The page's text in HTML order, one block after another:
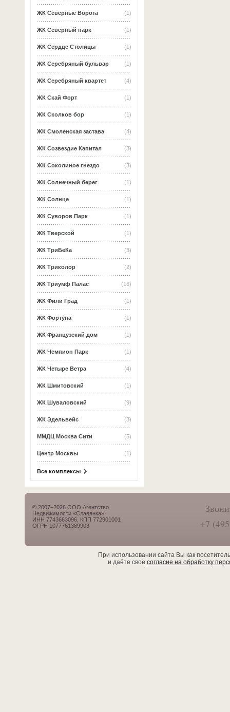
(1)
ЖК Северные Ворота
(1)
ЖК Северный парк
(1)
ЖК Сердце Столицы
(1)
ЖК Серебряный бульвар
(4)
ЖК Серебряный квартет
(1)
ЖК Скай Форт
(1)
ЖК Сколков бор
(4)
ЖК Смоленская застава
(3)
ЖК Созвездие Капитал
(3)
ЖК Соколиное гнездо
(1)
ЖК Солнечный берег
(1)
ЖК Солнце
(1)
ЖК Суворов Парк
(1)
ЖК Тверской
(3)
ЖК ТриБеКа
(2)
ЖК Триколор
(16)
ЖК Триумф Палас
(1)
ЖК Фили Град
(1)
ЖК Фортуна
(1)
ЖК Французский дом
(1)
ЖК Чемпион Парк
(4)
ЖК Четыре Ветра
(1)
ЖК Шмитовский
(9)
ЖК Шуваловский
(3)
ЖК Эдельвейс
(5)
ММДЦ Москва Сити
(1)
Центр Москвы
Все комплексы
© 2007–2026 ООО Агентство
Недвижимости «Славянка»
ИНН 7743663096, КПП 772901001
ОГРН 1077761389903
+7
При использовании сайта Вы как
и даёте своё согласие на обработку